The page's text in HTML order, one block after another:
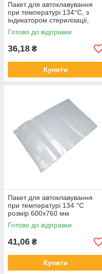
Пакет для автоклавування
при температурі 134°C, з
індикатором стерилізації,
розмір 640х760 мм
Готово до відправки
36,18 ₴
Купити
Пакет для автоклавування
при температурі 134 °C
розмір 600х760 мм
Готово до відправки
41,06 ₴
Купити